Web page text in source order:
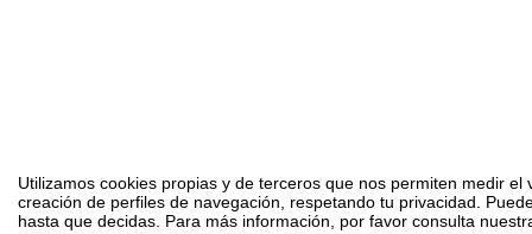
Utilizamos cookies propias y de terceros que nos permiten medir
creación de perfiles de navegación, respetando tu privacidad.
hasta que decidas. Para más información, por favor consulta